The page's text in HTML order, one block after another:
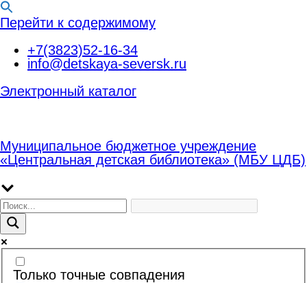
Перейти к содержимому
+7(3823)52-16-34
info@detskaya-seversk.ru
Электронный каталог
Муниципальное бюджетное учреждение
«Центральная детская библиотека» (МБУ ЦДБ)
Только точные совпадения